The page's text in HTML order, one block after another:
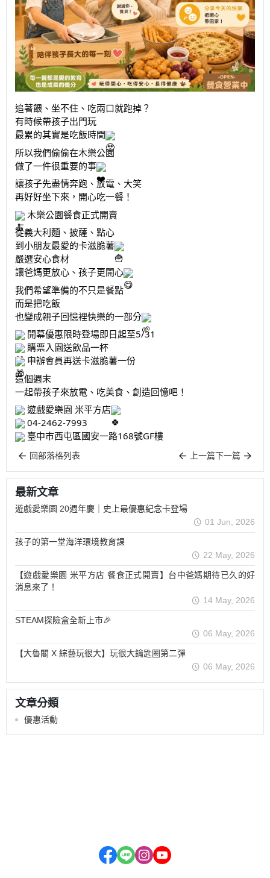
追著餵、坐不住、吃兩口就跑掉？
有時候帶孩子出門玩
最累的其實是吃飯時間
所以我們偷偷在木樂公園
做了一件很重要的事
讓孩子先盡情奔跑、放電、大笑
再好好坐下來，開心吃一餐！
木樂公園餐食正式開賣
從義大利麵、披薩、點心
到小朋友最愛的卡滋脆薯
嚴選安心食材
讓爸媽更放心、孩子更開心
我們希望準備的不只是餐點
而是把吃飯
也變成親子回憶裡快樂的一部分
開幕優惠限時登場即日起至5/31
購票入園送飲品一杯
申辦會員再送卡滋脆薯一份
這個週末
一起帶孩子來放電、吃美食、創造回憶吧！
遊戲愛樂園 米平方店
04-2462-7993
臺中市西屯區國安一路168號GF樓
回部落格列表 上一篇下一篇
最新文章
遊戲愛樂園 20週年慶｜史上最優惠紀念卡登場
01 Jun, 2026
孩子的第一堂海洋環境教育課
22 May, 2026
【遊戲愛樂園 米平方店 餐食正式開賣】台中爸媽期待已久的好
消息來了！
14 May, 2026
STEAM探險盒全新上市🎉
06 May, 2026
【大魯閣 X 綜藝玩很大】玩很大鑰匙圈第二彈
06 May, 2026
文章分類
優惠活動